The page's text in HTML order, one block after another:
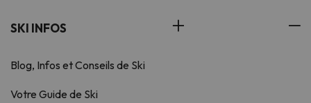
SKI INFOS
Blog, Infos et Conseils de Ski
Votre Guide de Ski